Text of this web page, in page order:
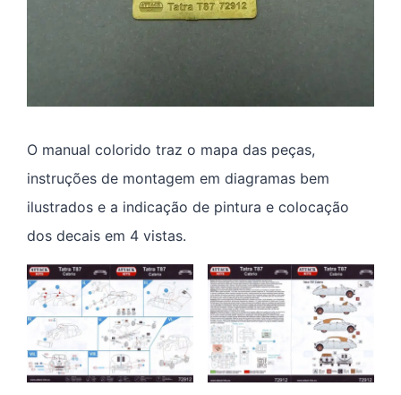
O manual colorido traz o mapa das peças,
instruções de montagem em diagramas bem
ilustrados e a indicação de pintura e colocação
dos decais em 4 vistas.